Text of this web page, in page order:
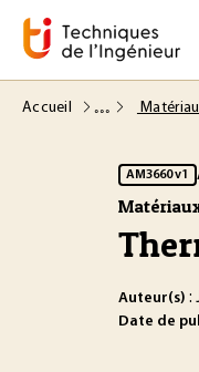
Accueil
AM3660 v1
Auteur(s) :
Date de